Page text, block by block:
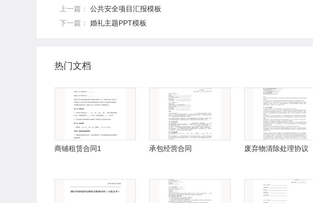
上一篇： 公共安全项目汇报模板
下一篇： 婚礼主题PPT模板
热门文档
商铺租赁合同1 承包经营合同 废弃物清除处理协议